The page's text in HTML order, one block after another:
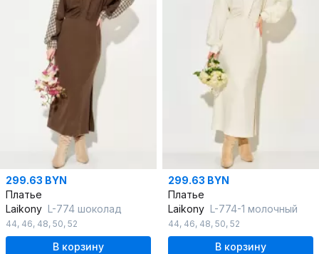
299.63 BYN
Платье
Laikony L-774 шоколад
44, 46, 48, 50, 52
В корзину
299.63 BYN
Платье
Laikony L-774-1 молочный
44, 46, 48, 50, 52
В корзину